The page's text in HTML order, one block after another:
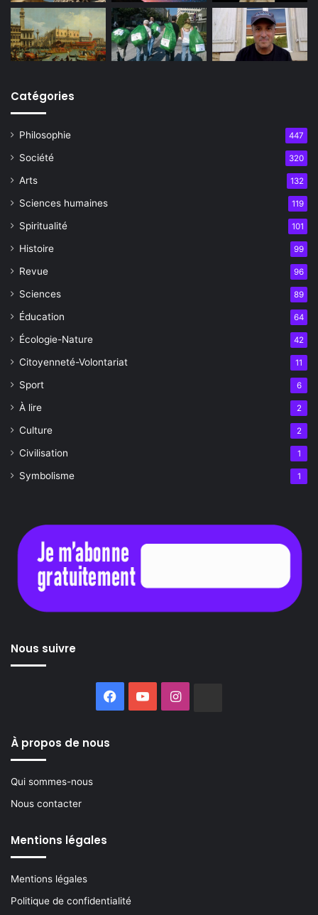
Catégories
Philosophie 447
Société 320
Arts 132
Sciences humaines 119
Spiritualité 101
Histoire 99
Revue 96
Sciences 89
Éducation 64
Écologie-Nature 42
Citoyenneté-Volontariat 11
Sport 6
À lire 2
Culture 2
Civilisation 1
Symbolisme 1
Nous suivre
Facebook
YouTubeInstagram
À propos de nous
Qui sommes-nous
Nous contacter
Mentions légales
Mentions légales
Politique de confidentialité